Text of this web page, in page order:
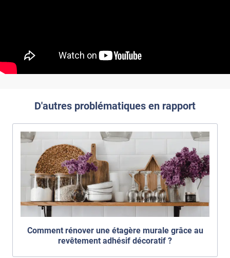
D'autres problématiques en rapport
Comment rénover une étagère murale grâce au
revêtement adhésif décoratif ?